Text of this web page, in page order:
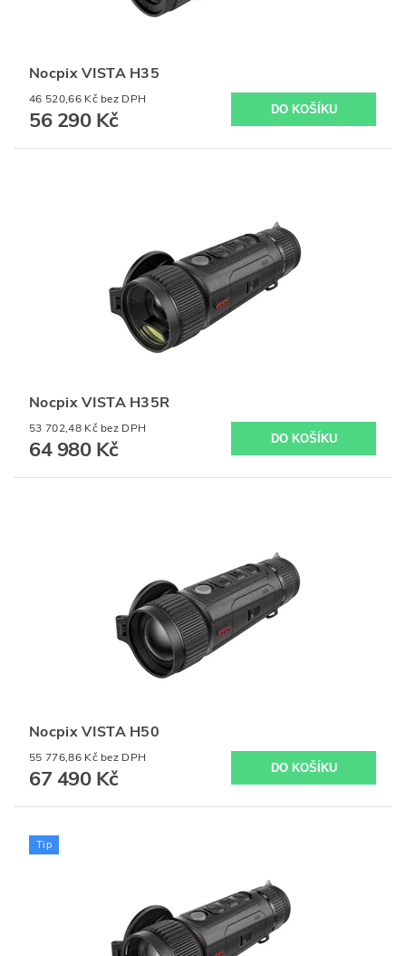
Nocpix VISTA H35
46 520,66 Kč bez DPH
56 290 Kč
Nocpix VISTA H35R
53 702,48 Kč bez DPH
64 980 Kč
Nocpix VISTA H50
55 776,86 Kč bez DPH
67 490 Kč
Tip